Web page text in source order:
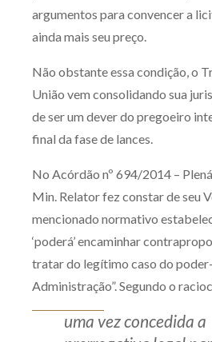
argumentos para convencer a
ainda mais seu preço.
Não obstante essa condição, o
União vem consolidando sua
de ser um dever do pregoeiro
final da fase de lances.
No Acórdão nº 694/2014 –
Min. Relator fez constar de seu
mencionado normativo
‘poderá’ encaminhar
tratar do legítimo caso do
Administração”. Segundo o
uma vez concedida a